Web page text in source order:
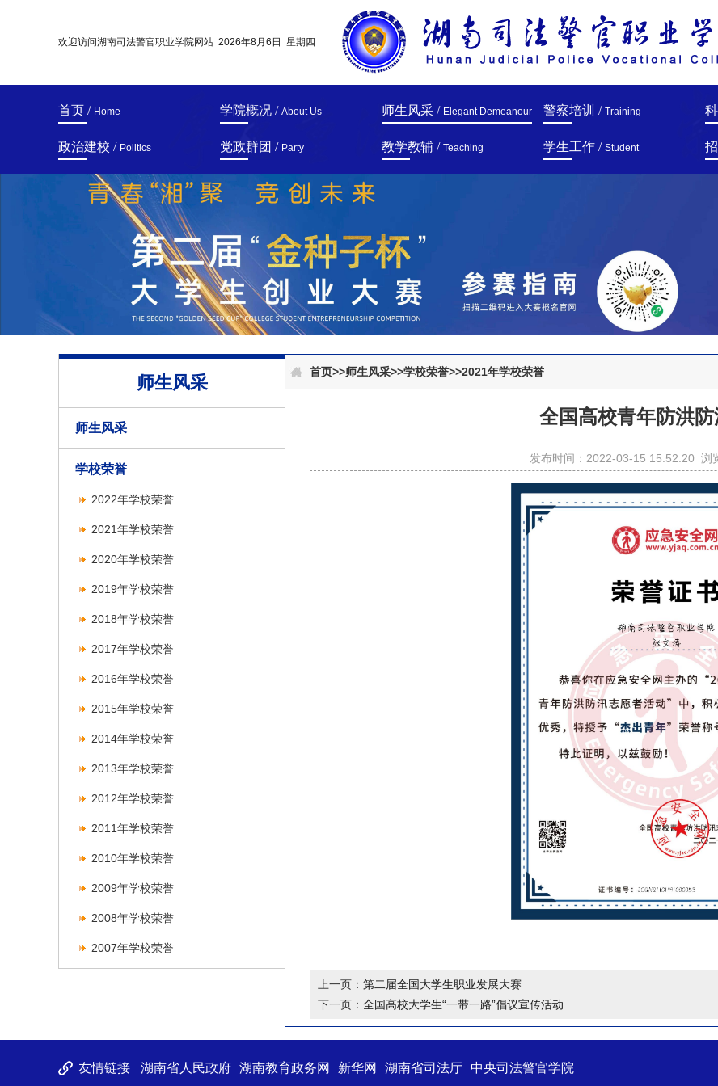
欢迎访问湖南司法警官职业学院网站 2026年8月6日 星期四
首页 / Home 学院概况 / About Us 师生风采 / Elegant Demeanour 警察培训 / Training
政治建校 / Politics 党政群团 / Party 教学教辅 / Teaching 学生工作 / Student
师生风采
师生风采
学校荣誉
2022年学校荣誉
2021年学校荣誉
2020年学校荣誉
2019年学校荣誉
2018年学校荣誉
2017年学校荣誉
2016年学校荣誉
2015年学校荣誉
2014年学校荣誉
2013年学校荣誉
2012年学校荣誉
2011年学校荣誉
2010年学校荣誉
2009年学校荣誉
2008年学校荣誉
2007年学校荣誉
首页>>师生风采>>学校荣誉>>2021年学校荣誉
全国高校青年防洪
发布时间： 2022-03-15 15:52:20 浏
上一页： 第二届全国大学生职业发展大赛
下一页： 全国高校大学生“一带一路”倡议宣传活动
友情链接 湖南省人民政府 湖南教育政务网 新华网 湖南省司法厅 中央司法警官学院